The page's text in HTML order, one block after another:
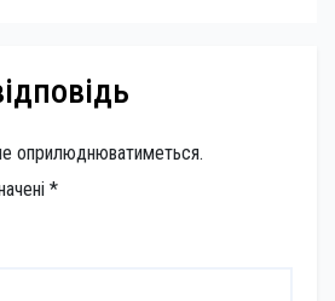
оприлюднюватиметься.
*